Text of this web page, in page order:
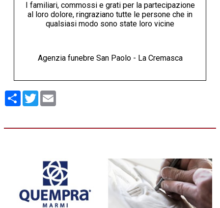
I familiari, commossi e grati per la partecipazione
al loro dolore, ringraziano tutte le persone che in
qualsiasi modo sono state loro vicine
Agenzia funebre San Paolo - La Cremasca
Condividi
Twitter